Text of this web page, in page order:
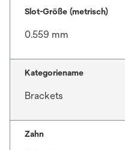
Slot-Größe (metrisch)
0.559 mm
Kategoriename
Brackets
Zahn